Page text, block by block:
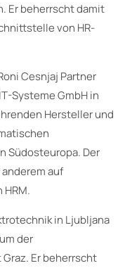
Er beherrscht damit
von HR-
Cesnjaj Partner
Systeme GmbH in
Hersteller und
Südosteuropa. Der
auf
in Ljubljana
der
Er beherrscht